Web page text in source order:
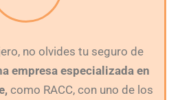
no olvides tu seguro de
empresa especializada en
como RACC, con uno de los